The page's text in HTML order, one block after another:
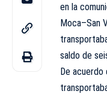
en la
Moca–San
saldo de
De